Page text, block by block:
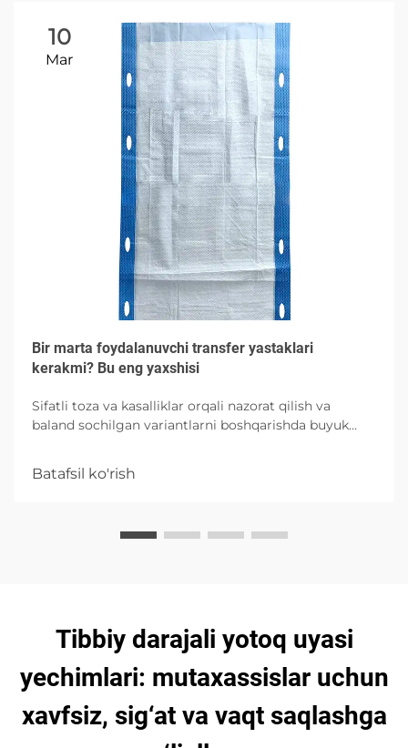
10
Mar
Bir marta foydalanuvchi transfer yastaklari
kerakmi? Bu eng yaxshisi
Sifatli toza va kasalliklar orqali nazorat qilish va
baland sochilgan variantlarni boshqarishda buyuk
Batafsil ko'rish
Tibbiy darajali yotoq uyasi
yechimlari: mutaxassislar uchun
xavfsiz, sig‘at va vaqt saqlashga